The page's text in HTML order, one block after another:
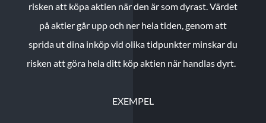
risken att köpa aktien när den är som dyrast. Värdet
på aktier går upp och ner hela tiden, genom att
sprida ut dina inköp vid olika tidpunkter minskar du
risken att göra hela ditt köp aktien när handlas dyrt.
EXEMPEL